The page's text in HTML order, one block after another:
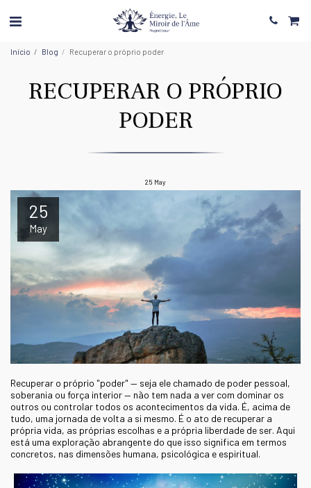
Início Blog Recuperar o próprio poder
RECUPERAR O PRÓPRIO
PODER
25 May
25
May
Recuperar o próprio "poder" — seja ele chamado de poder pessoal,
soberania ou força interior — não tem nada a ver com dominar os
outros ou controlar todos os acontecimentos da vida. É, acima de
tudo, uma jornada de volta a si mesmo. É o ato de recuperar a
própria vida, as próprias escolhas e a própria liberdade de ser. Aqui
está uma exploração abrangente do que isso significa em termos
concretos, nas dimensões humana, psicológica e espiritual.